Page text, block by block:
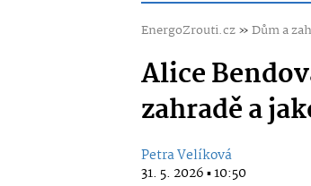
EnergoZrouti.cz»Dům a
Alice
zahradě a
Petra Velíková
31. 5. 2026 ▪ 10:50